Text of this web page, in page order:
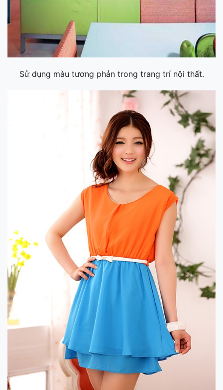
Sử dụng màu tương phản trong trang trí nội thất.